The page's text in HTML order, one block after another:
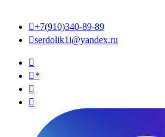
+7(910)340-89-89
serdolik1i@yandex.ru

*

